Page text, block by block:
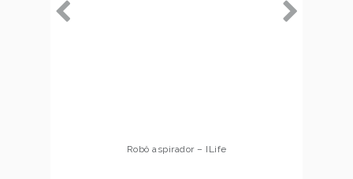
Robô aspirador – ILife